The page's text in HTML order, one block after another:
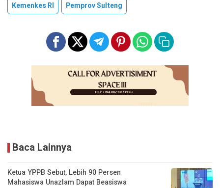
Kemenkes RI Pemprov Sulteng
Baca Lainnya
Ketua YPPB Sebut, Lebih 90 Persen
Mahasiswa Unazlam Dapat Beasiswa